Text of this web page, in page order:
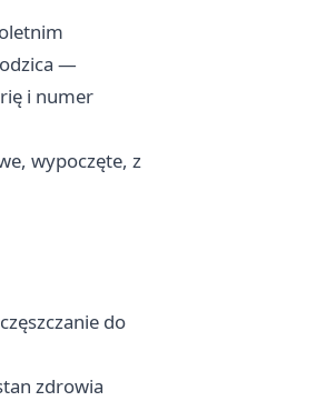
—
i numer
wypoczęte, z
do
zdrowia